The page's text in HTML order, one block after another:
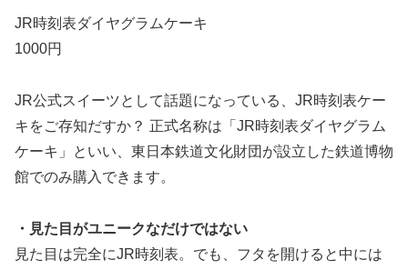
JR時刻表ダイヤグラムケーキ
1000円
JR公式スイーツとして話題になっている、JR時刻表ケー
キをご存知だすか？ 正式名称は「JR時刻表ダイヤグラム
ケーキ」といい、東日本鉄道文化財団が設立した鉄道博物
館でのみ購入できます。
・見た目がユニークなだけではない
見た目は完全にJR時刻表。でも、フタを開けると中には